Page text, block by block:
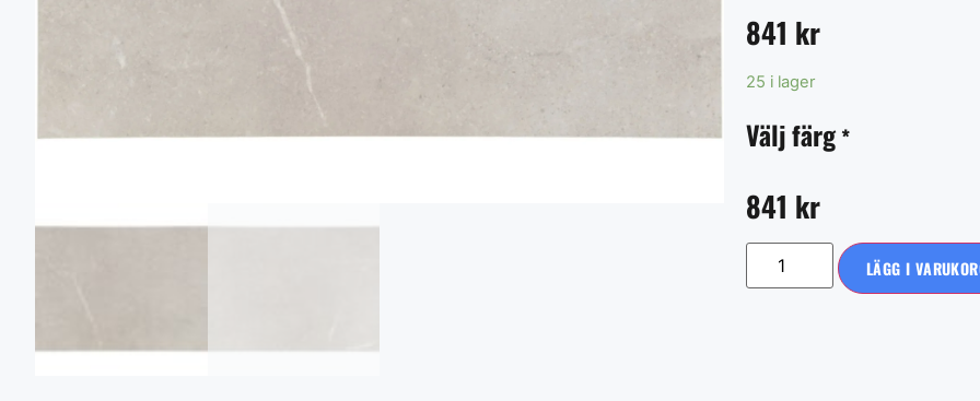
841 kr
25 i lager
Välj färg*
841 kr
LÄGG I